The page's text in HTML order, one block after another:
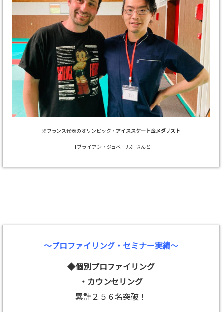
※フランス代表のオリンピック・ アイススケート金メダリスト
【ブライアン・ジュベール】さんと
～プロファイリング・セミナー実績～
◆個別プロファイリング
・カウンセリング
累計２５６名突破！